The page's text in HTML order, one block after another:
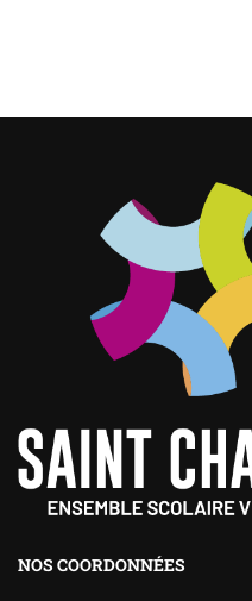
NOS COORDONNÉES